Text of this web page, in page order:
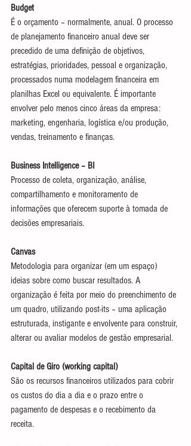
Budget
É o orçamento – normalmente, anual. O processo
de planejamento financeiro anual deve ser
precedido de uma definição de objetivos,
estratégias, prioridades, pessoal e organização,
processados numa modelagem financeira em
planilhas Excel ou equivalente. É importante
envolver pelo menos cinco áreas da empresa:
marketing, engenharia, logística e/ou produção,
vendas, treinamento e finanças.
Business Intelligence – BI
Processo de coleta, organização, análise,
compartilhamento e monitoramento de
informações que oferecem suporte à tomada de
decisões empresariais.
Canvas
Metodologia para organizar (em um espaço)
ideias sobre como buscar resultados. A
organização é feita por meio do preenchimento de
um quadro, utilizando post-its – uma aplicação
estruturada, instigante e envolvente para construir,
alterar ou avaliar modelos de gestão empresarial.
Capital de Giro (working capital)
São os recursos financeiros utilizados para cobrir
os custos do dia a dia e o prazo entre o
pagamento de despesas e o recebimento da
receita.